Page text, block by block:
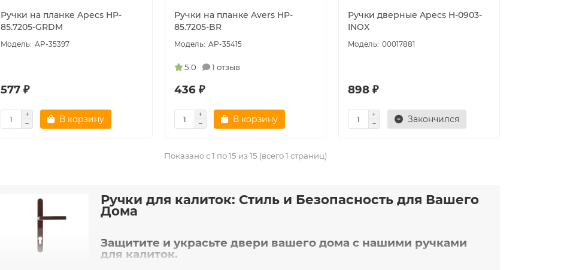
Ручки на планке Apecs HP-
85.7205-GRDM
AP-35397
577 ₽
В корзину
Ручки на планке Avers HP-
85.7205-BR
AP-35415
5.0 1 отзыв
436 ₽
В корзину
Ручки дверные Apecs H-0903-
INOX
00017881
898 ₽
Закончился
Показано с 1 по 15 из 15 (всего 1 страниц)
Ручки для калиток: Стиль и Безопасность для Вашего
Дома
Защитите и украсьте двери вашего дома с нашими ручками
для калиток.